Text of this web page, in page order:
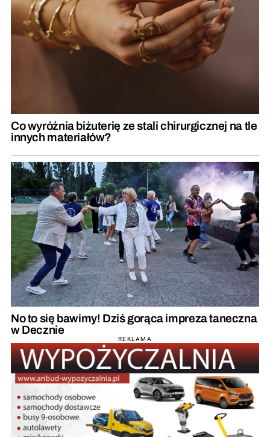
Co wyróżnia biżuterię ze stali chirurgicznej na tle
innych materiałów?
No to się bawimy! Dziś gorąca impreza taneczna
w Decznie
REKLAMA